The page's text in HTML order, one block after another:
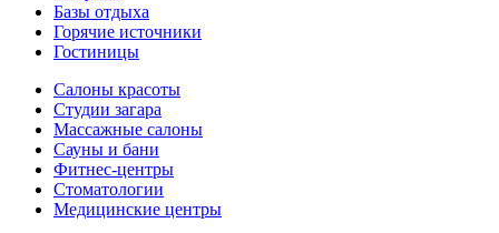
Базы отдыха
Горячие источники
Гостиницы
Салоны красоты
Студии загара
Массажные салоны
Сауны и бани
Фитнес-центры
Стоматологии
Медицинские центры